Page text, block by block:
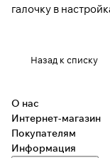
галочку в
Назад к списку
О нас
Интернет-магазин
Покупателям
Информация